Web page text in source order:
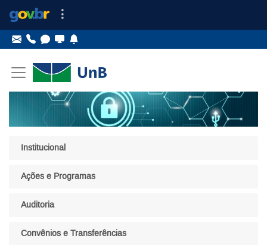
Institucional
Ações e Programas
Auditoria
Convênios e Transferências